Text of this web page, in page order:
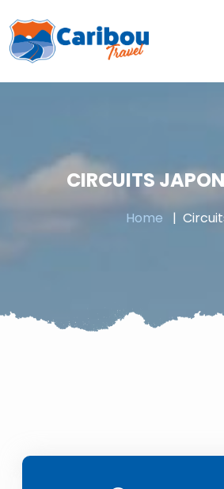
CIRCUITS
Home